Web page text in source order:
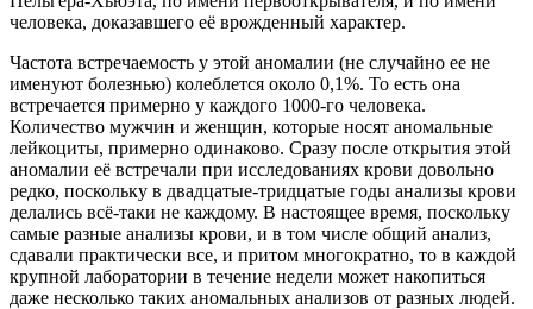
человека, доказавшего её врожденный характер.
Частота встречаемость у этой аномалии (не случайно ее не
именуют болезнью) колеблется около 0,1%. То есть она
встречается примерно у каждого 1000-го человека.
Количество мужчин и женщин, которые носят аномальные
лейкоциты, примерно одинаково. Сразу после открытия этой
аномалии её встречали при исследованиях крови довольно
редко, поскольку в двадцатые-тридцатые годы анализы крови
делались всё-таки не каждому. В настоящее время, поскольку
самые разные анализы крови, и в том числе общий анализ,
сдавали практически все, и притом многократно, то в каждой
крупной лаборатории в течение недели может накопиться
даже несколько таких аномальных анализов от разных людей.